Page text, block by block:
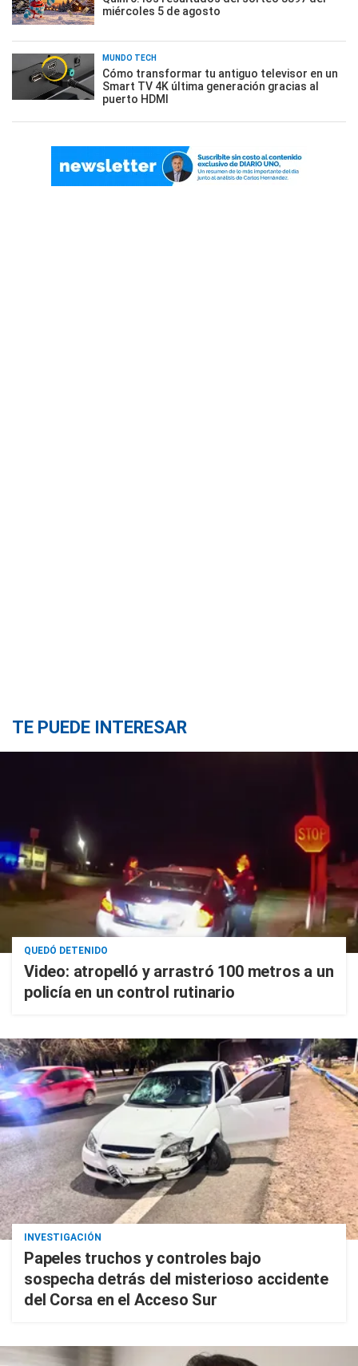
miércoles 5 de agosto
MUNDO TECH
Cómo transformar tu antiguo televisor en un
Smart TV 4K última generación gracias al
puerto HDMI
TE PUEDE INTERESAR
QUEDÓ DETENIDO
Video: atropelló y arrastró 100 metros a un
policía en un control rutinario
INVESTIGACIÓN
Papeles truchos y controles bajo
sospecha detrás del misterioso accidente
del Corsa en el Acceso Sur